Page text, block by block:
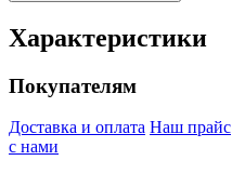
Характеристики
Покупателям
Доставка и оплата Наш прайс
с нами